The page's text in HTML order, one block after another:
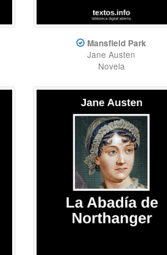
Mansfield Park
Jane Austen
Novela